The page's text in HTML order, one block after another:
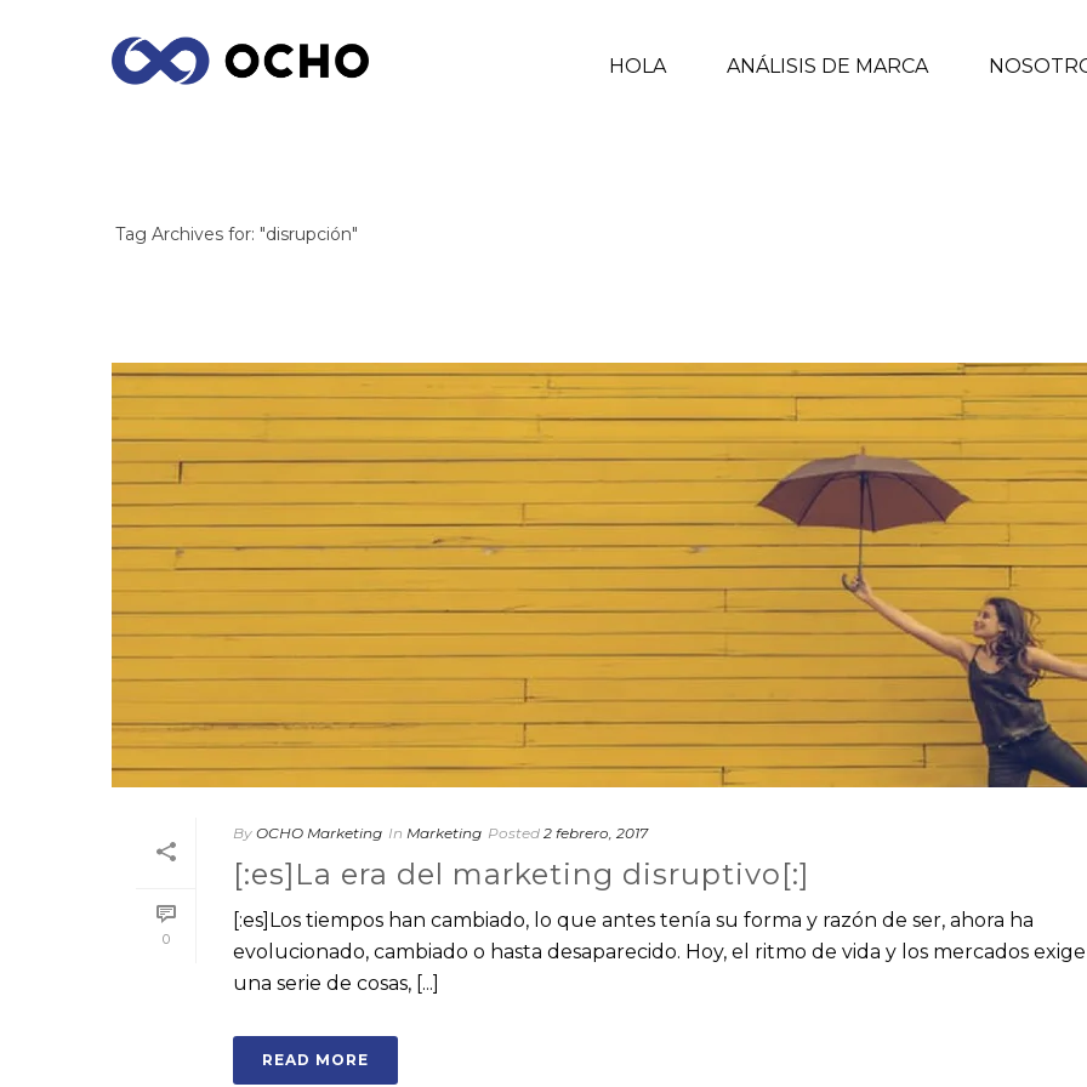
HOLA ANÁLISIS DE MARCA
Tag Archives for: "disrupción"
0
By OCHO Marketing In Marketing Posted 2 febrero, 2017
[:es]La era del marketing disruptivo[:]
[:es]Los tiempos han cambiado, lo que antes tenía su forma y razón de ser, ahora ha
evolucionado, cambiado o hasta desaparecido. Hoy, el ritmo de vida y los mercados
una serie de cosas, [...]
READ MORE